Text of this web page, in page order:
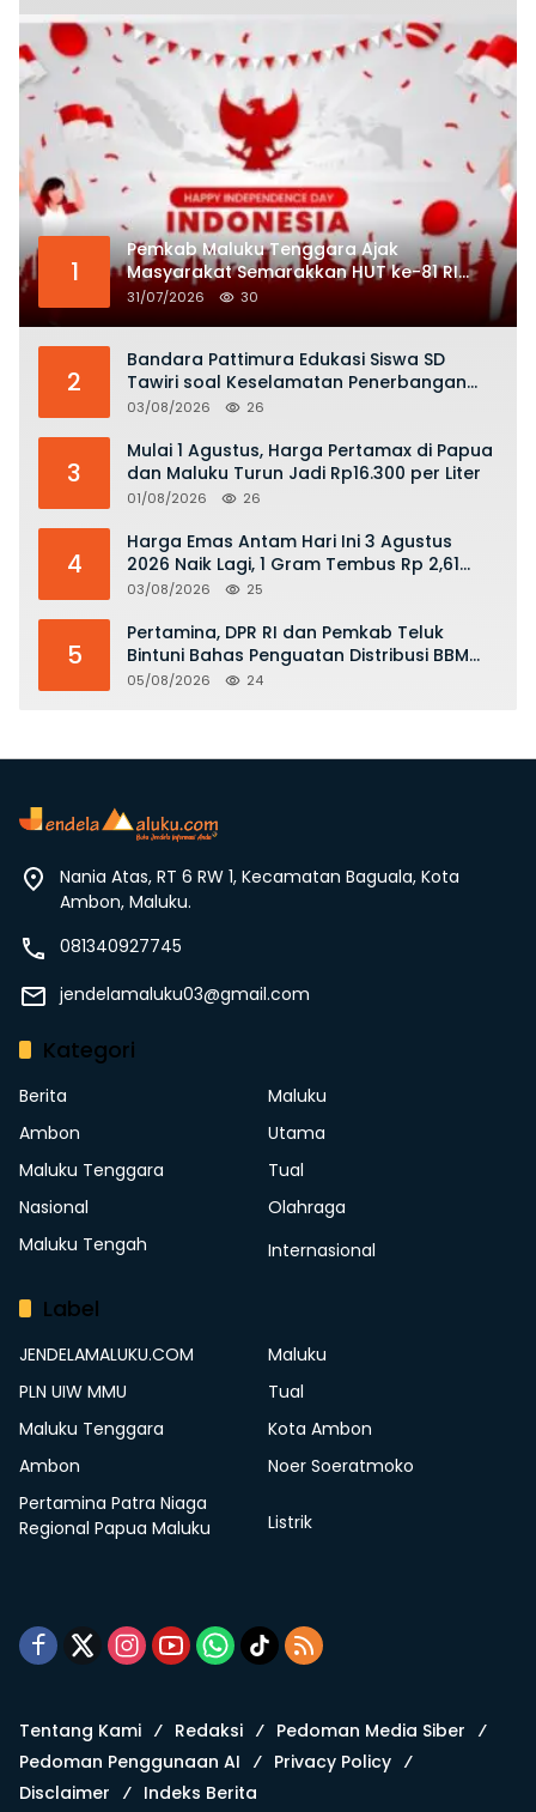
1
Pemkab Maluku Tenggara Ajak
Masyarakat Semarakkan HUT ke-81 RI
dengan Semangat Nasionalisme
31/07/2026 30
2
Bandara Pattimura Edukasi Siswa SD
Tawiri soal Keselamatan Penerbangan
dan Bahaya Bermain Layang-layang di
03/08/2026 26
3
Mulai 1 Agustus, Harga Pertamax di Papua
dan Maluku Turun Jadi Rp16.300 per Liter
01/08/2026 26
4
Harga Emas Antam Hari Ini 3 Agustus
2026 Naik Lagi, 1 Gram Tembus Rp 2,61
Juta
03/08/2026 25
5
Pertamina, DPR RI dan Pemkab Teluk
Bintuni Bahas Penguatan Distribusi BBM
dan LPG
05/08/2026 24
Nania Atas, RT 6 RW 1, Kecamatan Baguala, Kota
Ambon, Maluku.
081340927745
jendelamaluku03@gmail.com
Kategori
Berita
Maluku
Ambon
Utama
Maluku Tenggara
Tual
Nasional
Olahraga
Maluku Tengah
Internasional
Label
JENDELAMALUKU.COM
Maluku
PLN UIW MMU
Tual
Maluku Tenggara
Kota Ambon
Ambon
Noer Soeratmoko
Pertamina Patra Niaga
Regional Papua Maluku
Listrik
Tentang Kami Redaksi
Pedoman Media Siber
Pedoman Penggunaan AI
Privacy Policy
Disclaimer
Indeks Berita